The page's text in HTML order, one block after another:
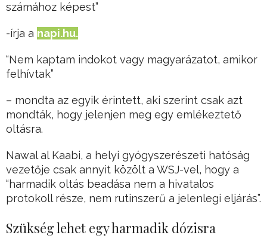
számához képest”
-írja a napi.hu.
“Nem kaptam indokot vagy magyarázatot, amikor
felhívtak”
– mondta az egyik érintett, aki szerint csak azt
mondták, hogy jelenjen meg egy emlékeztető
oltásra.
Nawal al Kaabi, a helyi gyógyszerészeti hatóság
vezetője csak annyit közölt a WSJ-vel, hogy a
“harmadik oltás beadása nem a hivatalos
protokoll része, nem rutinszerű a jelenlegi eljárás”.
Szükség lehet egy harmadik dózisra